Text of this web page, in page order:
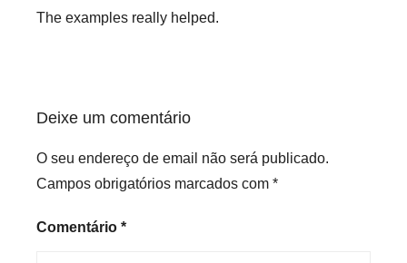
The examples really helped.
Deixe um comentário
O seu endereço de email não será publicado.
Campos obrigatórios marcados com *
Comentário *